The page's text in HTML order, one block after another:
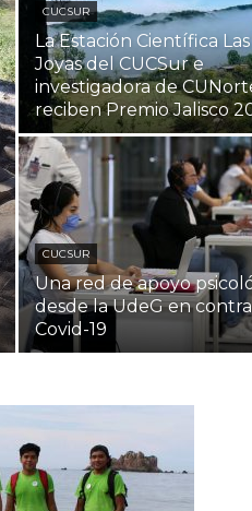
CUCSUR
La Estación Científica Las
Joyas del CUCSur e
investigadora de
reciben Premio Jalisco
CUCSUR
Una red de apoyo
desde la UdeG en
Covid-19